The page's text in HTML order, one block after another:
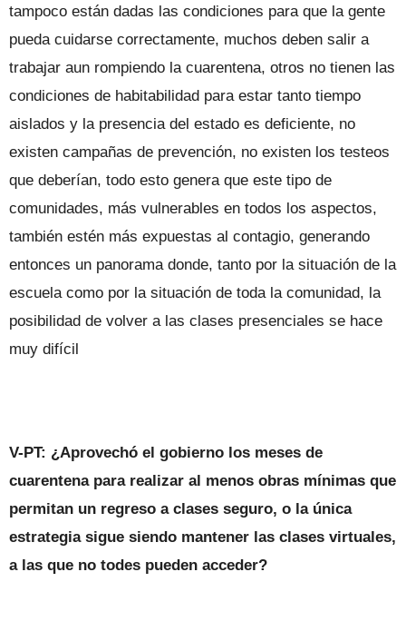
tampoco están dadas las condiciones para que la gente
pueda cuidarse correctamente, muchos deben salir a
trabajar aun rompiendo la cuarentena, otros no tienen las
condiciones de habitabilidad para estar tanto tiempo
aislados y la presencia del estado es deficiente, no
existen campañas de prevención, no existen los testeos
que deberían, todo esto genera que este tipo de
comunidades, más vulnerables en todos los aspectos,
también estén más expuestas al contagio, generando
entonces un panorama donde, tanto por la situación de la
escuela como por la situación de toda la comunidad, la
posibilidad de volver a las clases presenciales se hace
muy difícil
V-PT: ¿Aprovechó el gobierno los meses de
cuarentena para realizar al menos obras mínimas que
permitan un regreso a clases seguro, o la única
estrategia sigue siendo mantener las clases virtuales,
a las que no todes pueden acceder?